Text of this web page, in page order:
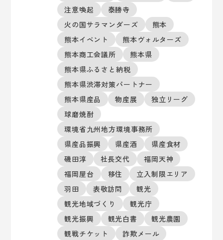
注意喚起
泰勝寺
火の国サラマンダーズ
熊本
熊本イベント
熊本ヴォルターズ
熊本商工会議所
熊本県
熊本県ふるさと納税
熊本県渋滞対策パートナー
熊本県産品
物産展
独立リーグ
球磨焼酎
環境省九州地方環境事務所
県産品振興
県産酒
県産食材
磯田淳
社長交代
福岡天神
福岡屋台
移住
立入制限エリア
羽田
表敬訪問
観光
観光地域づくり
観光庁
観光振興
観光白書
観光農園
観戦チケット
詐欺メール